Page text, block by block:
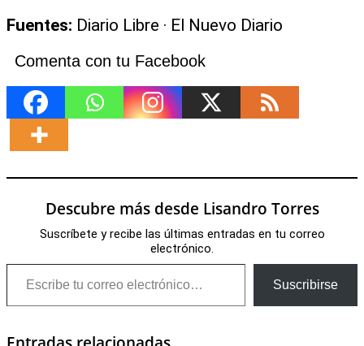
Fuentes: Diario Libre · El Nuevo Diario
Comenta con tu Facebook
Descubre más desde Lisandro Torres
Suscríbete y recibe las últimas entradas en tu correo
electrónico.
Escribe tu correo electrónico…
Suscribirse